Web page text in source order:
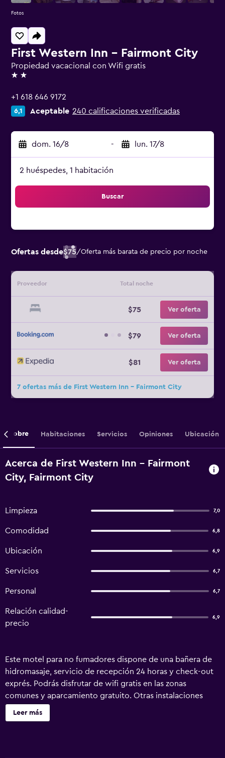
First Western Inn - Fairmont City
Propiedad vacacional con Wifi gratis
2 estrellas
+1 618 646 9172
6,1 Aceptable 240 calificaciones verificadas
dom. 16/8 - lun. 17/8
2 huéspedes, 1 habitación
Buscar
Ofertas desde$75/Oferta más barata de precio por noche
Proveedor Total noche
$75 Ver oferta
$79 Ver oferta
$81 Ver oferta
7 ofertas más de First Western Inn - Fairmont City
Fotos
Sobre Habitaciones Servicios Opiniones Ubicación
Acerca de First Western Inn - Fairmont
City, Fairmont City
Limpieza 7,0
Comodidad 6,8
Ubicación 6,9
Servicios 6,7
Personal 6,7
Relación calidad-
precio
6,9
Este motel para no fumadores dispone de una bañera de
hidromasaje, servicio de recepción 24 horas y check-out
exprés. Podrás disfrutar de wifi gratis en las zonas
comunes y aparcamiento gratuito. Otras instalaciones
incluyen aparcamiento para caravanas, autobuses o
camiones y una máquina expendedora. First Western Inn
Leer más